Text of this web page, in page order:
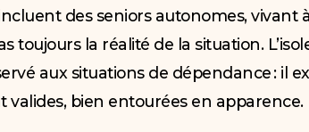
des seniors autonomes, vivant
toujours la réalité de la situation.
aux situations de dépendance : il
valides, bien entourées en apparence.